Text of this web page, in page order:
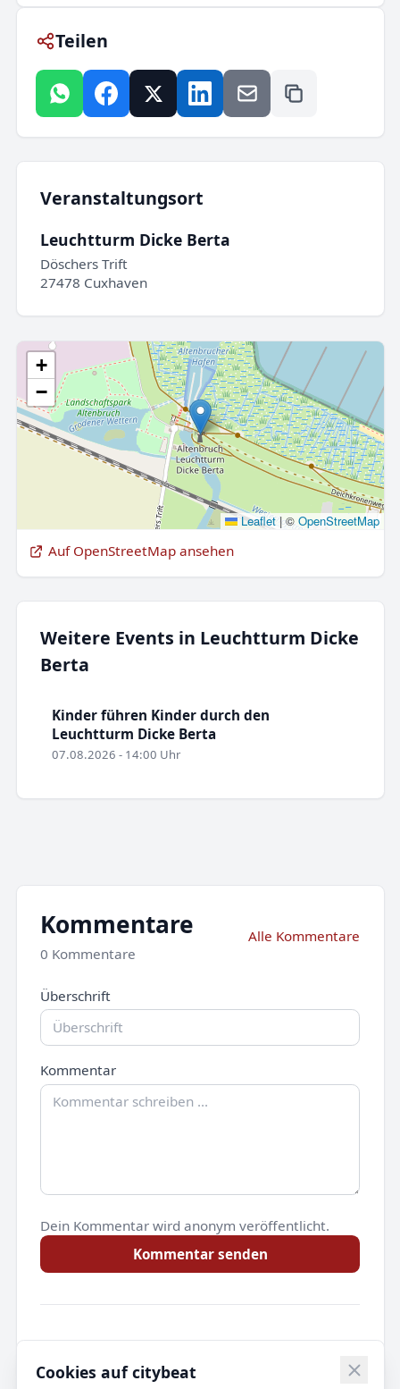
Teilen
Veranstaltungsort
Leuchtturm Dicke Berta
Döschers Trift
27478 Cuxhaven
+
−
Leaflet |© OpenStreetMap
Auf OpenStreetMap ansehen
Weitere Events in Leuchtturm Dicke
Berta
Kinder führen Kinder durch den
Leuchtturm Dicke Berta
07.08.2026 - 14:00 Uhr
Kommentare
0 Kommentare
Alle Kommentare
Überschrift
Kommentar
Dein Kommentar wird anonym veröffentlicht.
Kommentar senden
Noch keine Kommentare.
Cookies auf citybeat